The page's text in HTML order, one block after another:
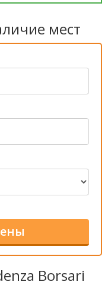
мест
Borsari